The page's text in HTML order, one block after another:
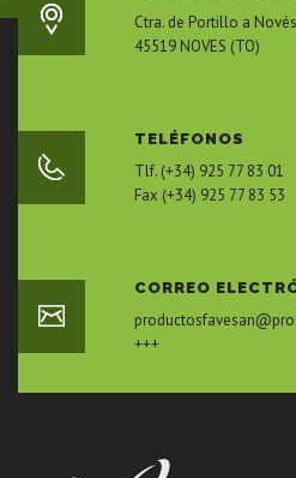
Ctra. de Portillo a
45519 NOVES (TO)
TELÉFONOS
Tlf. (+34) 925 77 83 01
Fax (+34) 925 77 83 53
CORREO
+++